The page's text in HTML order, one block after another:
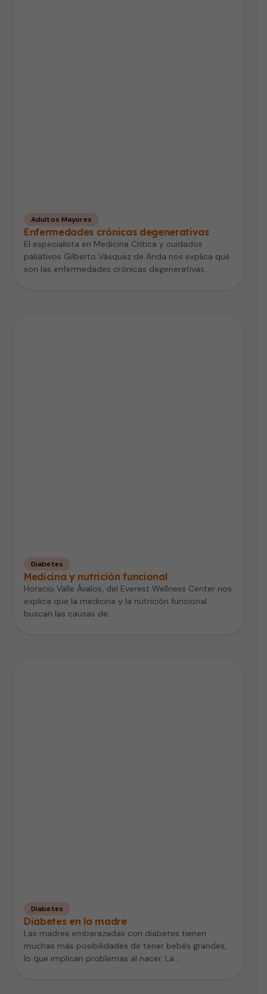
Adultos Mayores
Enfermedades crónicas degenerativas
El especialista en Medicina Crítica y cuidados
paliativos Gilberto Vásquez de Anda nos explica qué
son las enfermedades crónicas degenerativas.
Diabetes
Medicina y nutrición funcional
Horacio Valle Ávalos, del Everest Wellness Center nos
explica que la medicina y la nutrición funcional
buscan las causas de…
Diabetes
Diabetes en la madre
Las madres embarazadas con diabetes tienen
muchas más posibilidades de tener bebés grandes,
lo que implican problemas al nacer. La…